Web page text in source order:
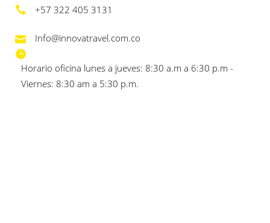
+57 322 405 3131
Info@innovatravel.com.co
Horario oficina lunes a jueves: 8:30 a.m a 6:30 p.m -
Viernes: 8:30 am a 5:30 p.m.